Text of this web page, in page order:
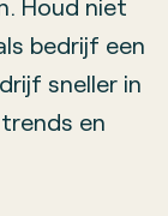
Houd niet
bedrijf een
sneller in
en